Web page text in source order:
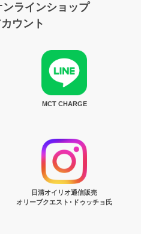
ンラインショップ
ウント
MCT CHARGE
日清オイリオ通信販売
オリーブクエスト･ドゥッチョ氏